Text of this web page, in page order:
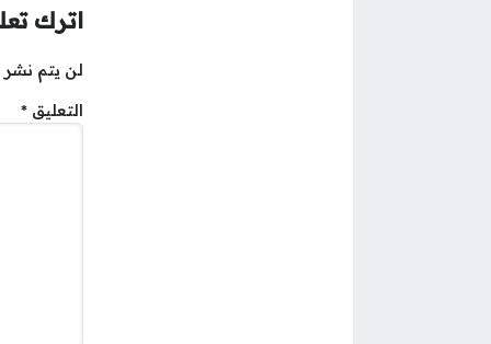
اترك
لن يتم نشر
التعليق *